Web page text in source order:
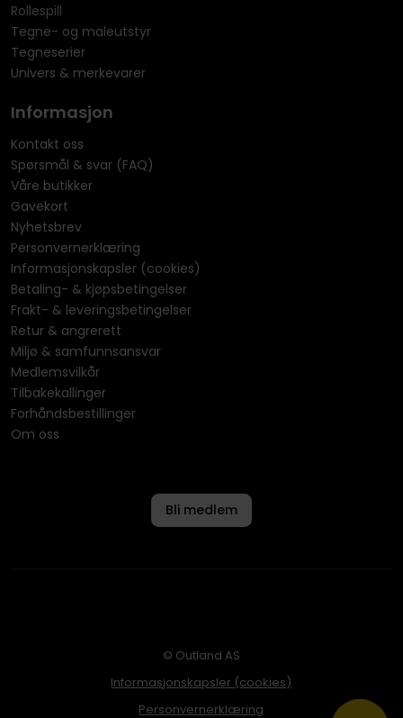
Rollespill
Tegne- og maleutstyr
Tegneserier
Univers & merkevarer
Informasjon
Kontakt oss
Spørsmål & svar (FAQ)
Våre butikker
Gavekort
Nyhetsbrev
Personvernerklæring
Informasjonskapsler (cookies)
Betaling- & kjøpsbetingelser
Frakt- & leveringsbetingelser
Retur & angrerett
Miljø & samfunnsansvar
Medlemsvilkår
Tilbakekallinger
Forhåndsbestillinger
Om oss
Bli medlem
© Outland AS
Informasjonskapsler (cookies)
Personvernerklæring